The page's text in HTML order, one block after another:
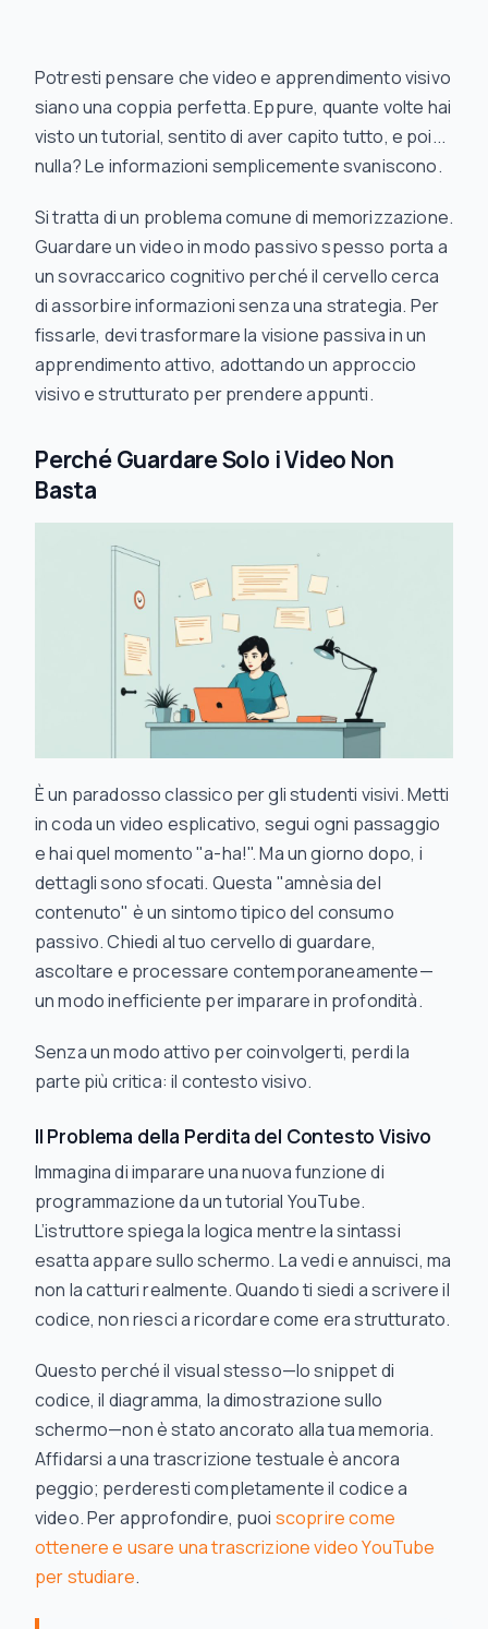
Potresti pensare che video e apprendimento visivo
siano una coppia perfetta. Eppure, quante volte hai
visto un tutorial, sentito di aver capito tutto, e poi...
nulla? Le informazioni semplicemente svaniscono.
Si tratta di un problema comune di memorizzazione.
Guardare un video in modo passivo spesso porta a
un sovraccarico cognitivo perché il cervello cerca
di assorbire informazioni senza una strategia. Per
fissarle, devi trasformare la visione passiva in un
apprendimento attivo, adottando un approccio
visivo e strutturato per prendere appunti.
Perché Guardare Solo i Video Non
Basta
È un paradosso classico per gli studenti visivi. Metti
in coda un video esplicativo, segui ogni passaggio
e hai quel momento "a-ha!". Ma un giorno dopo, i
dettagli sono sfocati. Questa "amnèsia del
contenuto" è un sintomo tipico del consumo
passivo. Chiedi al tuo cervello di guardare,
ascoltare e processare contemporaneamente—
un modo inefficiente per imparare in profondità.
Senza un modo attivo per coinvolgerti, perdi la
parte più critica: il contesto visivo.
Il Problema della Perdita del Contesto Visivo
Immagina di imparare una nuova funzione di
programmazione da un tutorial YouTube.
L’istruttore spiega la logica mentre la sintassi
esatta appare sullo schermo. La vedi e annuisci, ma
non lacatturirealmente. Quando ti siedi a scrivere il
codice, non riesci a ricordare come era strutturato.
Questo perché il visual stesso—lo snippet di
codice, il diagramma, la dimostrazione sullo
schermo—non è stato ancorato alla tua memoria.
Affidarsi a una trascrizione testuale è ancora
peggio; perderesti completamente il codice a
video. Per approfondire, puoi scoprire come
ottenere e usare una trascrizione video YouTube
per studiare.